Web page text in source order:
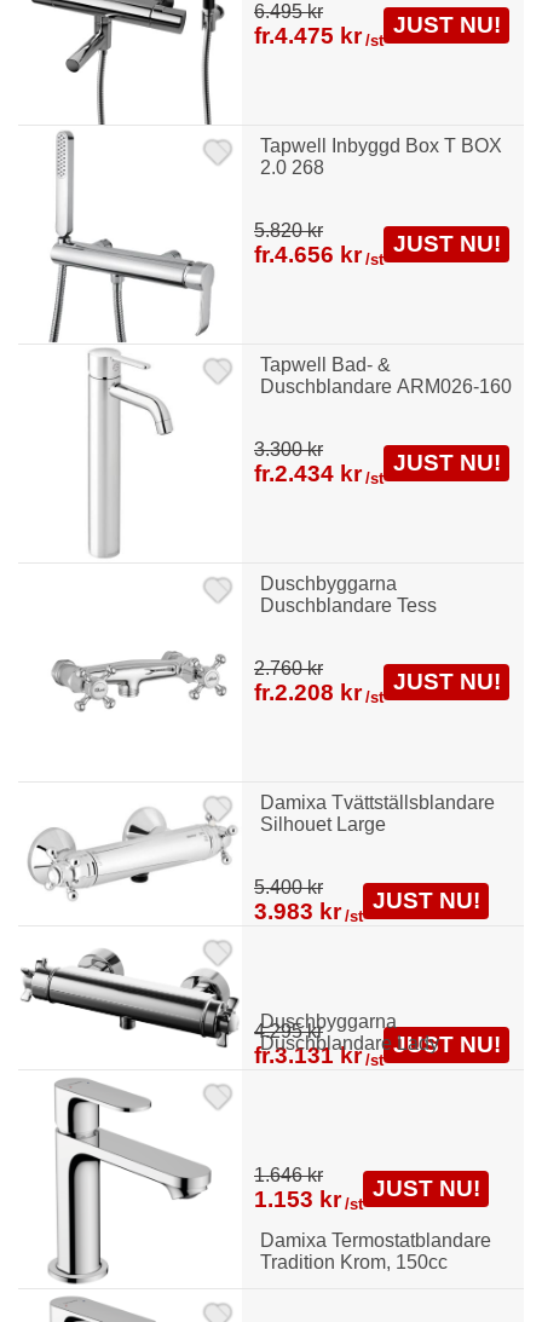
Tapwell Inbyggd Box T BOX
2.0 268
Tapwell Bad- &
Duschblandare ARM026-160
6.495 kr
fr.4.475 kr /st
JUST NU!
Duschbyggarna
Duschblandare Tess
5.820 kr
fr.4.656 kr /st
JUST NU!
Damixa Tvättställsblandare
Silhouet Large
3.300 kr
fr.2.434 kr /st
JUST NU!
Duschbyggarna
Duschblandare Lady
2.760 kr
fr.2.208 kr /st
JUST NU!
Damixa Termostatblandare
Tradition Krom, 150cc
5.400 kr
3.983 kr /st
JUST NU!
4.295 kr
fr.3.131 kr /st
JUST NU!
1.646 kr
1.153 kr /st
JUST NU!